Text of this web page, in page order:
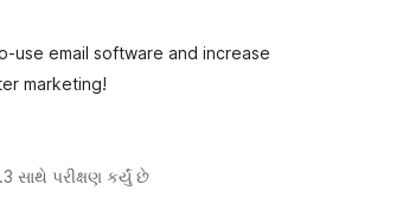
use email software and increase
marketing!
સાથે પરીક્ષણ કર્યું છે